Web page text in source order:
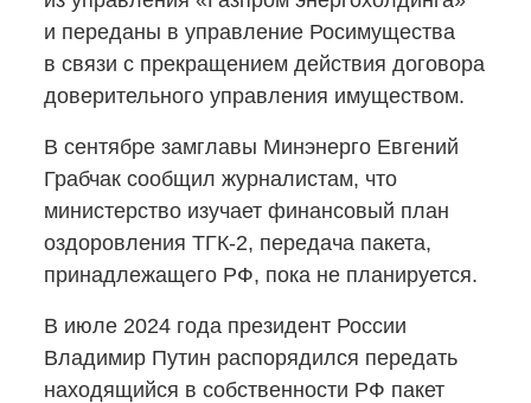
и переданы в управление Росимущества
в связи с прекращением действия договора
доверительного управления имуществом.
В сентябре замглавы Минэнерго Евгений
Грабчак сообщил журналистам, что
министерство изучает финансовый план
оздоровления ТГК-2, передача пакета,
принадлежащего РФ, пока не планируется.
В июле 2024 года президент России
Владимир Путин распорядился передать
находящийся в собственности РФ пакет